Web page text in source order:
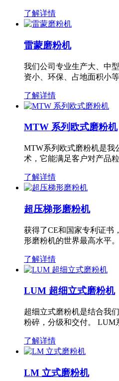
了解详情
雷蒙磨粉机
我们公司专业生产大、中
资小、环保、占地面积小
了解详情
MTW 系列欧式磨粉机
MTW系列欧式磨粉机是我
术，它能满足客户对产品
了解详情
超压梯形磨粉机
获得了CE和国家专利证书
形磨粉机的世界最高水平
了解详情
LUM 超细立式磨粉机
超细立式磨粉机是结合我
粉碎，分级和交付。
了解详情
LM 立式磨粉机